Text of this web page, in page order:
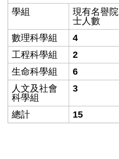
學組
現有名譽院
士人數
數理科學組
4
工程科學組
2
生命科學組
6
人文及社會
科學組
3
總計 15